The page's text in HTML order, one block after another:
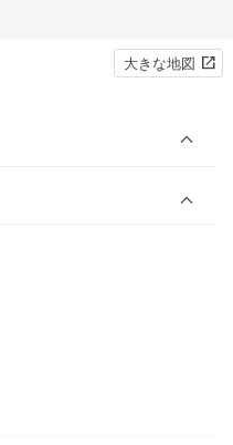
大きな地図